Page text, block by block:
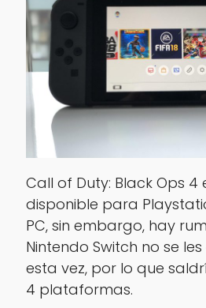
Call of Duty: Black Ops 4
disponible para
PC, sin embargo, hay
Nintendo Switch no se
esta vez, por lo que
4 plataformas.